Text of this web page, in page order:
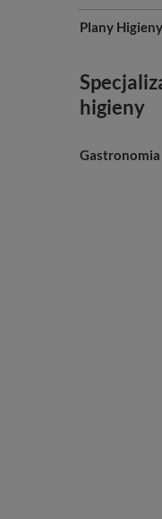
Plany
higieny
Gastronomia